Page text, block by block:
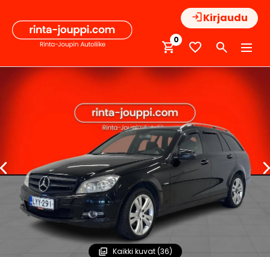
sisältöön
Kirjaudu
0
Kaikki kuvat (36)